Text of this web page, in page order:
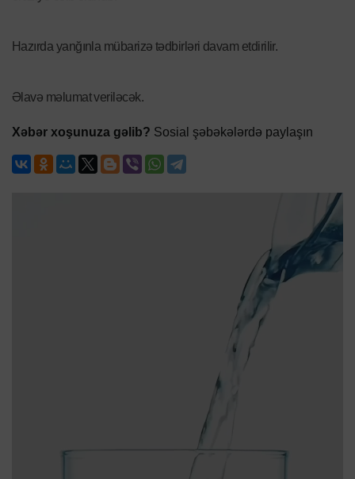
Hazırda yanğınla mübarizə tədbirləri davam etdirilir.
Əlavə məlumat veriləcək.
Xəbər xoşunuza gəlib? Sosial şəbəkələrdə paylaşın